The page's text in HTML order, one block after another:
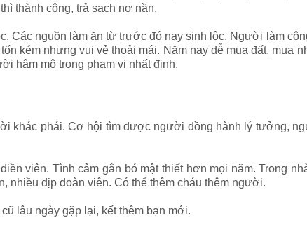
thành công, trả sạch nợ nần.
Các nguồn làm ăn từ trước đó nay sinh lộc. Người làm
kém nhưng vui vẻ thoải mái. Năm nay dễ mua đất, mua
hâm mộ trong phạm vi nhất định.
khác phái. Cơ hội tìm được người đồng hành lý tưởng,
viên. Tình cảm gắn bó mật thiết hơn mọi năm. Trong
nhiều dịp đoàn viên. Có thể thêm cháu thêm người.
lâu ngày gặp lại, kết thêm bạn mới.